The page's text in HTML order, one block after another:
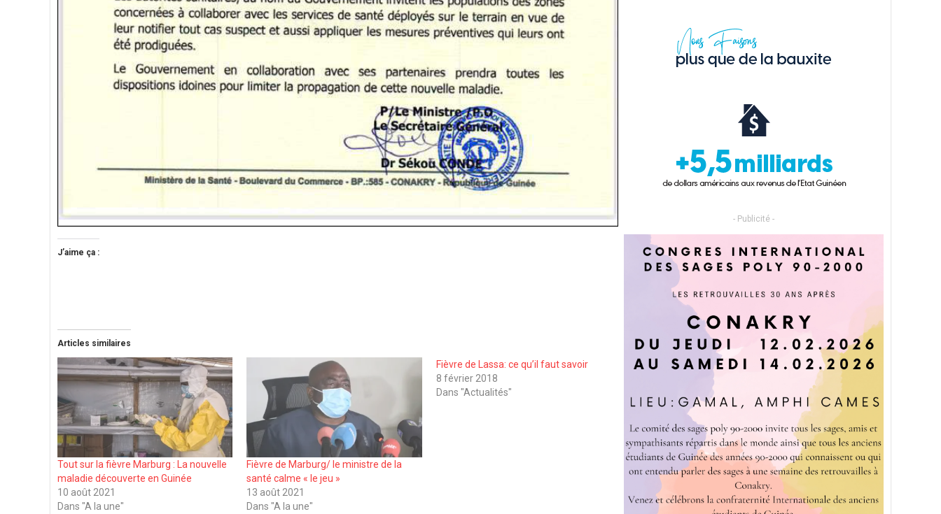
J’aime ça :
Articles similaires
Tout sur la fièvre Marburg : La nouvelle
maladie découverte en Guinée
10 août 2021
Dans "A la une"
Fièvre de Marburg/ le ministre de la
santé calme « le jeu »
13 août 2021
Dans "A la une"
Fièvre de Lassa: ce qu’il faut savoir
8 février 2018
Dans "Actualités"
- Publicité -